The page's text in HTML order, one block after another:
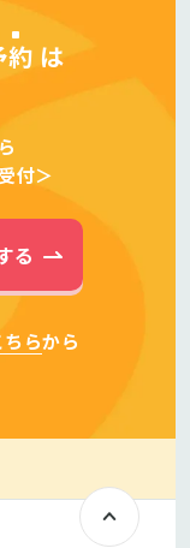
約 は
付＞
る
ちらから